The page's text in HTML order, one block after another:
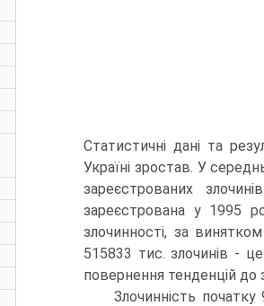
Статистичні дані та
Україні зростав. У
зареєстрованих
зареєстрована у 1995
злочинності, за
515833 тис. злочинів -
повернення тенденцій до
Злочинність